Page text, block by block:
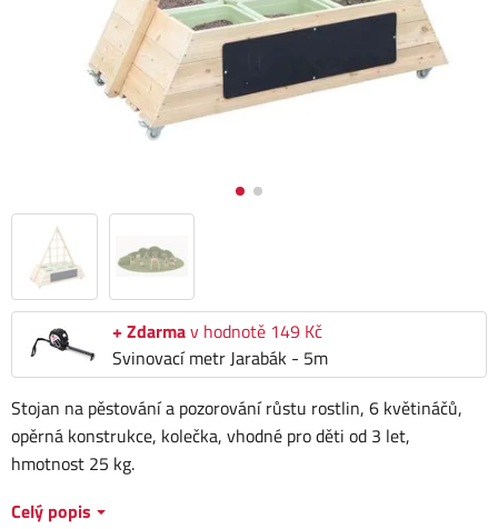
+ Zdarmav hodnotě 149 Kč
Svinovací metr Jarabák - 5m
Stojan na pěstování a pozorování růstu rostlin, 6 květináčů,
opěrná konstrukce, kolečka, vhodné pro děti od 3 let,
hmotnost 25 kg.
Celý popis